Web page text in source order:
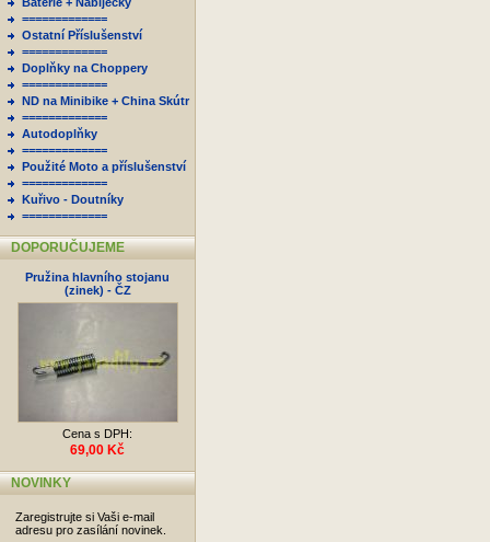
=============
Ostatní Příslušenství
=============
Doplňky na Choppery
=============
ND na Minibike + China Skútr
=============
Autodoplňky
=============
Použité Moto a příslušenství
=============
Kuřivo - Doutníky
=============
DOPORUČUJEME
Pružina hlavního stojanu
(zinek) - ČZ
Cena s DPH:
69,00 Kč
NOVINKY
Zaregistrujte si Vaši e-mail
adresu pro zasílání novinek.